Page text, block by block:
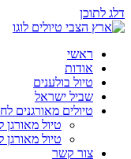
דלג לתוכן
ראשי
אודות
טיול בולענים
שביל ישראל
טיולים מאורגנים
טיול מאורגן
טיול
צור קשר